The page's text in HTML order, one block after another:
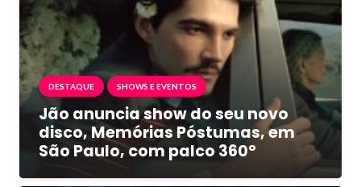
DESTAQUE SHOWS E EVENTOS
Jão anuncia show do seu novo
disco, Memórias Póstumas, em
São Paulo, com palco 360º